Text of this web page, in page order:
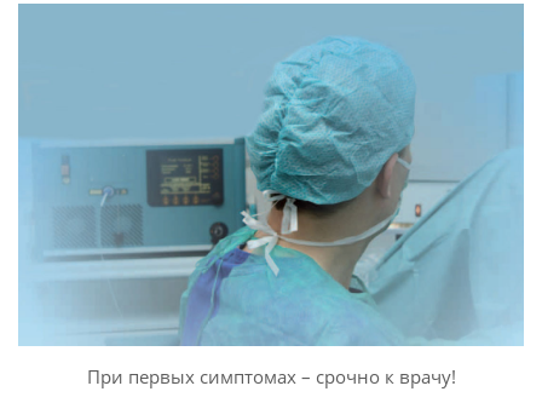
При первых симптомах – срочно к врачу!